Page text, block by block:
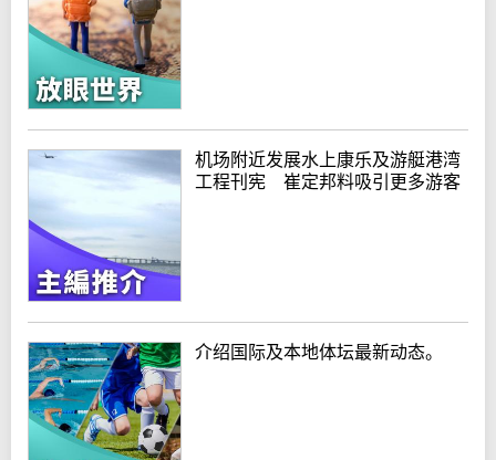
机场附近发展水上康乐及游艇港湾
工程刊宪 崔定邦料吸引更多游客
介绍国际及本地体坛最新动态。